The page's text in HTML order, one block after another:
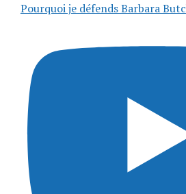
Pourquoi je défends Barbara